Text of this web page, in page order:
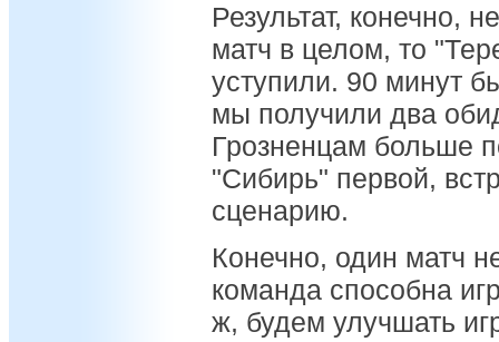
Результат, конечно,
матч в целом, то
уступили. 90 минут
мы получили два
Грозненцам больше
"Сибирь" первой,
сценарию.
Конечно, один матч
команда способна
ж, будем улучшать